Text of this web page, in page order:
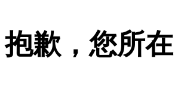
抱歉，您所